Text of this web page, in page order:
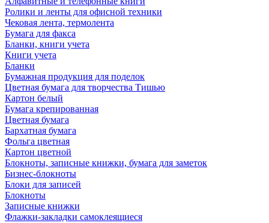
Ролики и ленты для офисной техники
Чековая лента, термолента
Бумага для факса
Бланки, книги учета
Книги учета
Бланки
Бумажная продукция для поделок
Цветная бумага для творчества Тишью
Картон белый
Бумага крепированная
Цветная бумага
Бархатная бумага
Фольга цветная
Картон цветной
Блокноты, записные книжки, бумага для заметок
Бизнес-блокноты
Блоки для записей
Блокноты
Записные книжки
Флажки-закладки самоклеящиеся